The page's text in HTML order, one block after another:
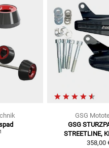
GSG
GSG
STREETLINE,
358,00